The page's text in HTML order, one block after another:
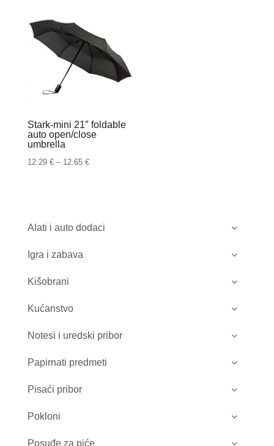
Alati i auto dodaci
Igra i zabava
Kišobrani
Kućanstvo
Notesi i uredski pribor
Papirnati predmeti
Pisaći pribor
Pokloni
Posuđe za piće
Stark-mini 21″ foldable
auto open/close
umbrella
12.29 € – 12.65 €Raspon
do